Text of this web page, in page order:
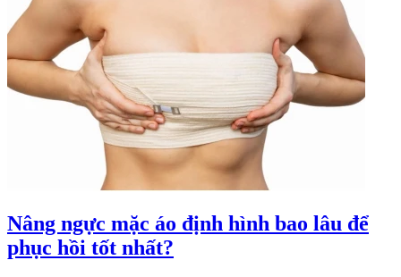
Nâng ngực mặc áo định hình bao lâu để
phục hồi tốt nhất?